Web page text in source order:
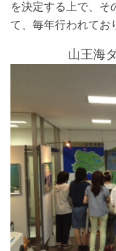
を決定する上で、そ
て、毎年行われてお
山王海